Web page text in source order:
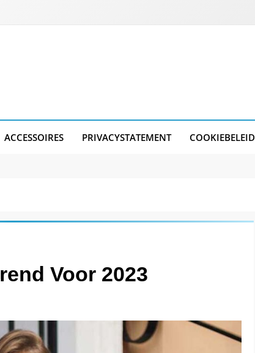
ACCESSOIRES PRIVACYSTATEMENT COOKIEBELEID
Voor 2023